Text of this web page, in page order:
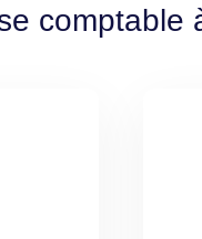
comptable